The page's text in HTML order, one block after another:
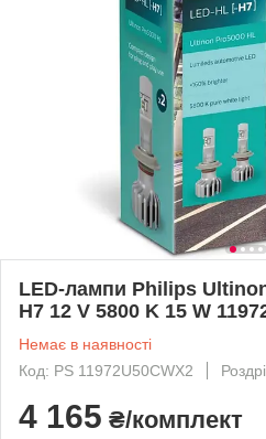
LED-лампи Philips
H7 12 V 5800 K 15 W
Немає в наявності
Код: PS 11972U50CWX2
4 165 ₴/комплект